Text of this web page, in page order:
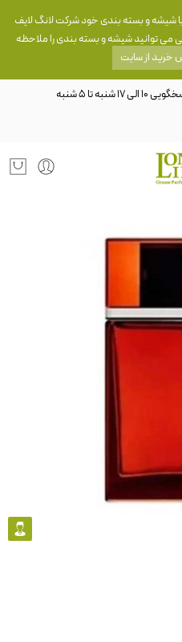
شیشه و بسته بندی خود شرکت لانگ لایف
می توانید شیشه و بسته بندی را ملاحظه
خرید از سایت